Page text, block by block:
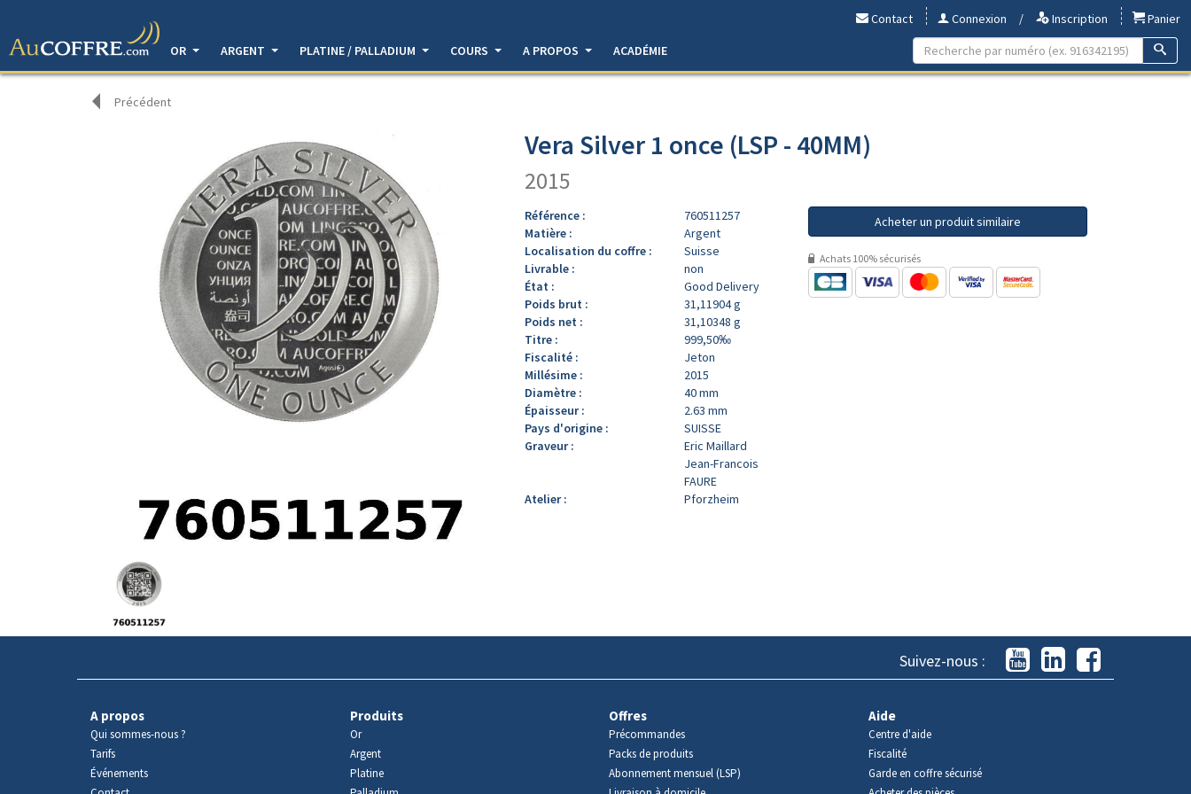
Contact Connexion / Inscription
Panier
OR
ARGENT PLATINE / PALLADIUM COURS A PROPOS ACADÉMIE
Précédent
produit
Vera Silver 1 once (LSP - 40MM)
2015
Référence :
760511257
Matière :
Argent
Localisation du coffre :
Suisse
Livrable :
non
État :
Good Delivery
Poids brut :
31,11904 g
Poids net :
31,10348 g
Titre :
999,50‰
Fiscalité :
Jeton
Millésime :
2015
Diamètre :
40 mm
Épaisseur :
2.63 mm
Pays d'origine :
SUISSE
Graveur :
Eric Maillard
Jean-Francois
FAURE
Atelier :
Pforzheim
Acheter un produit similaire
Achats 100% sécurisés
Suivez-nous :
A propos
Qui sommes-nous ?
Tarifs
Événements
Produits
Or
Argent
Platine
Offres
Précommandes
Packs de produits
Abonnement mensuel (LSP)
Aide
Centre d'aide
Fiscalité
Garde en coffre sécurisé